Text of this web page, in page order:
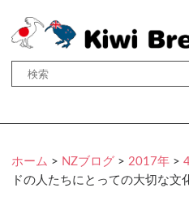
ホーム > NZブログ > 2017年 >
ドの人たちにとっての大切な文